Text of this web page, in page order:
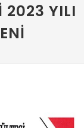
2023 YILI